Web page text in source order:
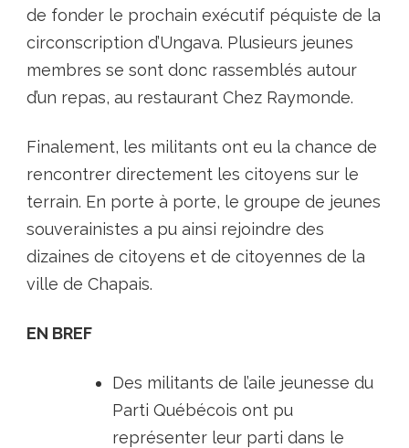
de fonder le prochain exécutif péquiste de la
circonscription d’Ungava. Plusieurs jeunes
membres se sont donc rassemblés autour
d’un repas, au restaurant Chez Raymonde.
Finalement, les militants ont eu la chance de
rencontrer directement les citoyens sur le
terrain. En porte à porte, le groupe de jeunes
souverainistes a pu ainsi rejoindre des
dizaines de citoyens et de citoyennes de la
ville de Chapais.
EN BREF
Des militants de l’aile jeunesse du
Parti Québécois ont pu
représenter leur parti dans le